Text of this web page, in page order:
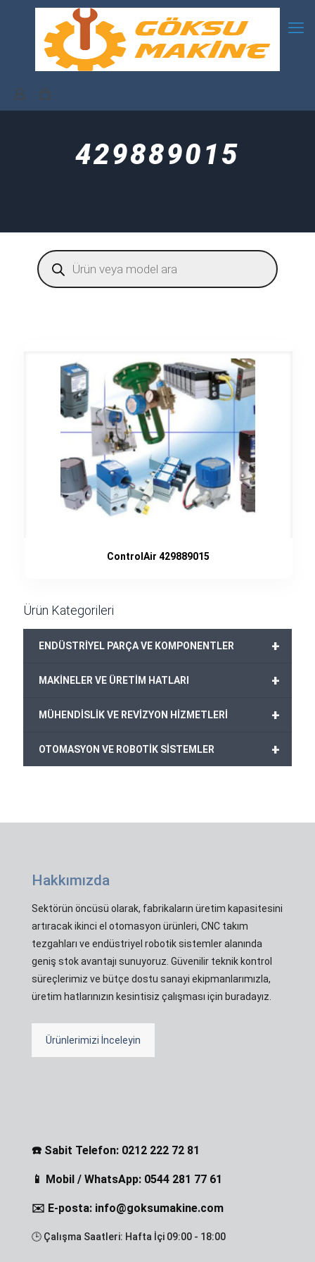
429889015
Products
search
ControlAir 429889015
Ürün Kategorileri
+
ENDÜSTRİYEL PARÇA VE KOMPONENTLER
+
MAKİNELER VE ÜRETİM HATLARI
+
MÜHENDİSLİK VE REVİZYON HİZMETLERİ
+
OTOMASYON VE ROBOTİK SİSTEMLER
Hakkımızda
Sektörün öncüsü olarak, fabrikaların üretim kapasitesini
artıracak ikinci el otomasyon ürünleri, CNC takım
tezgahları ve endüstriyel robotik sistemler alanında
geniş stok avantajı sunuyoruz. Güvenilir teknik kontrol
süreçlerimiz ve bütçe dostu sanayi ekipmanlarımızla,
üretim hatlarınızın kesintisiz çalışması için buradayız.
Ürünlerimizi İnceleyin
☎️ Sabit Telefon: 0212 222 72 81
📱 Mobil / WhatsApp: 0544 281 77 61
✉️ E-posta: info@goksumakine.com
🕒 Çalışma Saatleri: Hafta İçi 09:00 - 18:00